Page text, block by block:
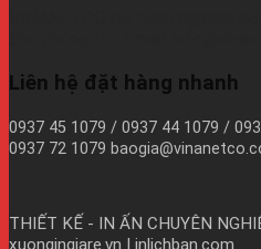
Liên hệ đặt hàng nhanh
0937 45 1079 / 0937 44 1079 /
0937 72 1079
THIẾT KẾ - IN ẤN CHUYÊN
xuongingiare.vn | inlichban.com